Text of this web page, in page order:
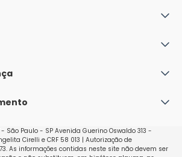
Devoluções
- São Paulo - SP Avenida Guerino Oswaldo 313 -
Cirelli e CRF 58 013 | Autorização de
As informações contidas neste site não devem ser